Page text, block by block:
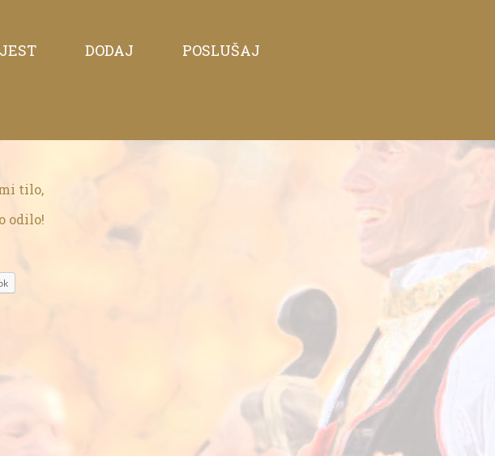
DODAJ POSLUŠAJ
tilo,
odilo!